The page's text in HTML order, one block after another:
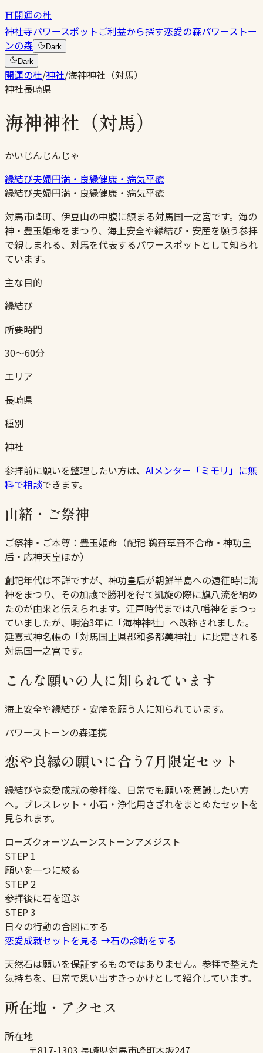
⛩開運の杜
神社寺パワースポットご利益から探す恋愛の森パワーストー
ンの森
Dark
Dark
開運の杜/神社/海神神社（対馬）
神社長崎県
海神神社（対馬）
かいじんじんじゃ
縁結び夫婦円満・良縁健康・病気平癒
縁結び夫婦円満・良縁健康・病気平癒
対馬市峰町、伊豆山の中腹に鎮まる対馬国一之宮です。海の
神・豊玉姫命をまつり、海上安全や縁結び・安産を願う参拝
で親しまれる、対馬を代表するパワースポットとして知られ
ています。
主な目的
縁結び
所要時間
30〜60分
エリア
長崎県
種別
神社
参拝前に願いを整理したい方は、 AIメンター「ミモリ」に無
料で相談できます。
由緒・ご祭神
ご祭神・ご本尊： 豊玉姫命（配祀 鵜葺草葺不合命・神功皇
后・応神天皇ほか）
創祀年代は不詳ですが、神功皇后が朝鮮半島への遠征時に海
神をまつり、その加護で勝利を得て凱旋の際に旗八流を納め
たのが由来と伝えられます。江戸時代までは八幡神をまつっ
ていましたが、明治3年に「海神神社」へ改称されました。
延喜式神名帳の「対馬国上県郡和多都美神社」に比定される
対馬国一之宮です。
こんな願いの人に知られています
海上安全や縁結び・安産を願う人に知られています。
パワーストーンの森連携
恋や良縁の願いに合う7月限定セット
縁結びや恋愛成就の参拝後、日常でも願いを意識したい方
へ。ブレスレット・小石・浄化用さざれをまとめたセットを
見られます。
ローズクォーツムーンストーンアメジスト
STEP 1
願いを一つに絞る
STEP 2
参拝後に石を選ぶ
STEP3
日々の行動の合図にする
恋愛成就セットを見る →石の診断をする
天然石は願いを保証するものではありません。参拝で整えた
気持ちを、日常で思い出すきっかけとして紹介しています。
所在地・アクセス
所在地
〒817-1303 長崎県対馬市峰町木坂247